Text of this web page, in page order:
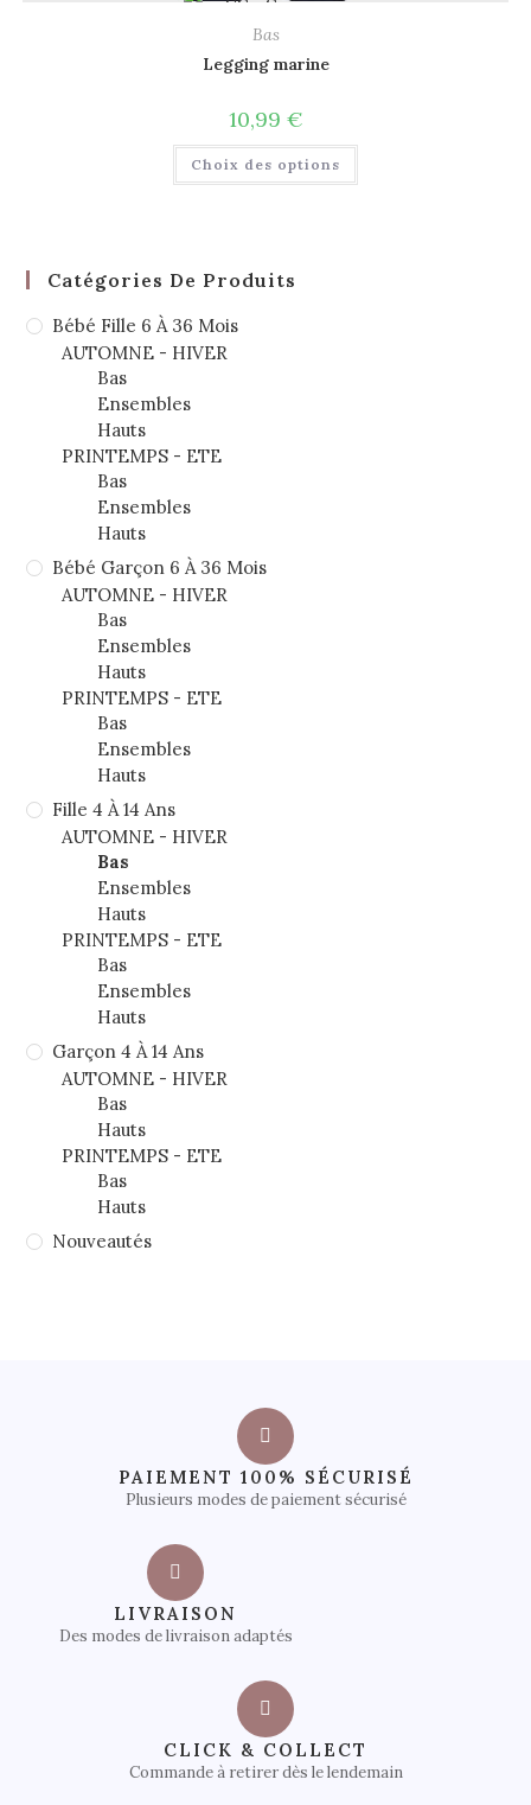
Bas
Legging marine
10,99 €
Choix des options
Catégories De Produits
Bébé Fille 6 À 36 Mois
AUTOMNE - HIVER
Bas
Ensembles
Hauts
PRINTEMPS - ETE
Bas
Ensembles
Hauts
Bébé Garçon 6 À 36 Mois
AUTOMNE - HIVER
Bas
Ensembles
Hauts
PRINTEMPS - ETE
Bas
Ensembles
Hauts
Fille 4 À 14 Ans
AUTOMNE - HIVER
Bas
Ensembles
Hauts
PRINTEMPS - ETE
Bas
Ensembles
Hauts
Garçon 4 À 14 Ans
AUTOMNE - HIVER
Bas
Hauts
PRINTEMPS - ETE
Bas
Hauts
Nouveautés
PAIEMENT 100% SÉCURISÉ
Plusieurs modes de paiement sécurisé
LIVRAISON
Des modes de livraison adaptés
CLICK & COLLECT
Commande à retirer dès le lendemain